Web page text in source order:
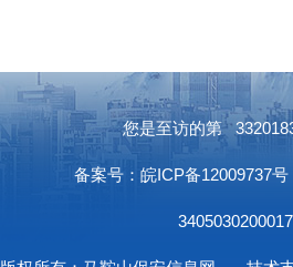
您是至访的第
备案号：皖ICP备12009737号